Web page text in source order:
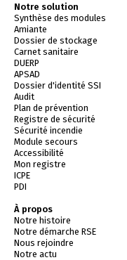
Notre solution
Synthèse des modules
Amiante
Dossier de stockage
Carnet sanitaire
DUERP
APSAD
Dossier d'identité SSI
Audit
Plan de prévention
Registre de sécurité
Sécurité incendie
Module secours
Accessibilité
Mon registre
ICPE
PDI
À propos
Notre histoire
Notre démarche RSE
Nous rejoindre
Notre actu